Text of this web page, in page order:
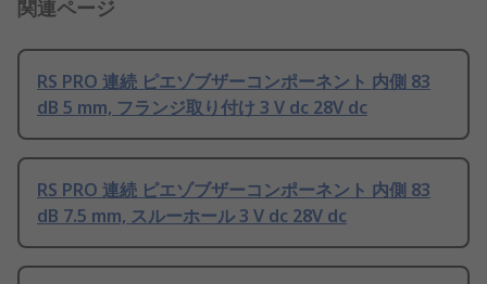
関連ページ
RS PRO 連続 ピエゾブザーコンポーネント 内側 83
dB 5 mm, フランジ取り付け 3 V dc 28V dc
RS PRO 連続 ピエゾブザーコンポーネント 内側 83
dB 7.5 mm, スルーホール 3 V dc 28V dc